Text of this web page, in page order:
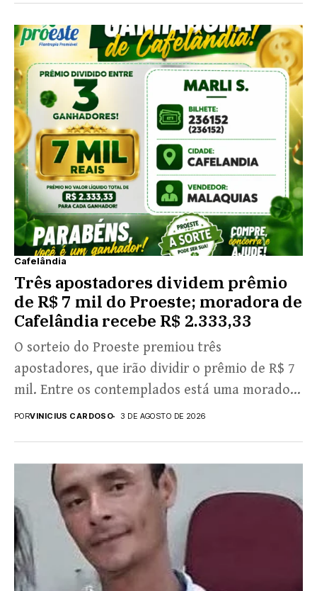
Cafelândia
Três apostadores dividem prêmio
de R$ 7 mil do Proeste; moradora de
Cafelândia recebe R$ 2.333,33
O sorteio do Proeste premiou três
apostadores, que irão dividir o prêmio de R$ 7
mil. Entre os contemplados está uma moradora
de...
PORVINICIUS CARDOSO 3 DE AGOSTO DE 2026